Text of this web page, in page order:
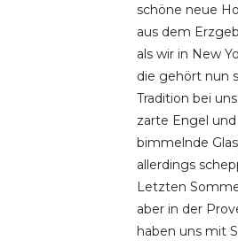
schöne neue
aus dem
als wir in New
die gehört nun
Tradition bei
zarte Engel
bimmelnde
allerdings
Letzten
aber in der
haben uns mit